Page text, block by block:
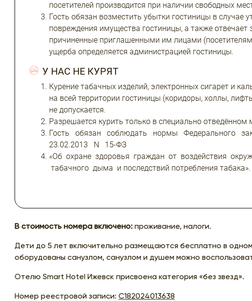
посетителей производится при наличии свободных
Гость обязан возместить убытки гостиницы в случае
повреждения имущества гостиницы, а также отвечает
причиненные приглашенными им лицами
ущерба определяется администрацией гостиницы.
У НАС НЕ КУРЯТ
Курение табачных изделий, электронных сигарет и
на всей территории гостиницы (коридоры, холлы,
не допускается.
Разрешается курить только в специально отведённом
Гость обязан соблюдать нормы Федерального
23.02.2013 N 15-ФЗ
«Об охране здоровья граждан от воздействия
табачного дыма и последствий потребления табака».
В стоимость номера включено: проживание, налоги.
Дети до 5 лет включительно размещаются бесплатно в
оборудованы санузлом, санузлом и душем можно
Отелю Smart Hotel Ижевск присвоена категория «без звезд».
Номер реестровой записи: С182024013638